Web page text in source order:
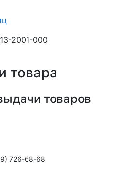
2001-000
товара
товаров
726-68-68